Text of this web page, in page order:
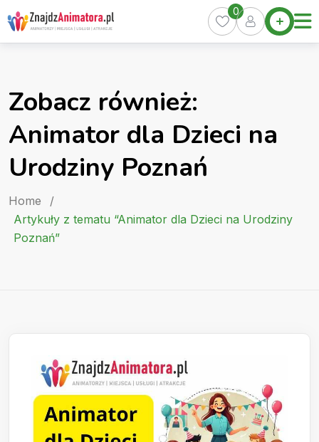
Skip
to
content
Home
Oferty
Kurs
Artykuły
0
Zobacz również:
Animator dla Dzieci na
Urodziny Poznań
Home
/
Artykuły z tematu “Animator dla Dzieci na Urodziny
Poznań”